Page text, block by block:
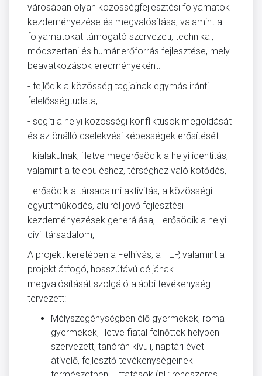
városában olyan közösségfejlesztési folyamatok
kezdeményezése és megvalósítása, valamint a
folyamatokat támogató szervezeti, technikai,
módszertani és humánerőforrás fejlesztése, mely
beavatkozások eredményeként:
- fejlődik a közösség tagjainak egymás iránti
felelősségtudata,
- segíti a helyi közösségi konfliktusok megoldását
és az önálló cselekvési képességek erősítését
- kialakulnak, illetve megerősödik a helyi identitás,
valamint a településhez, térséghez való kötődés,
- erősödik a társadalmi aktivitás, a közösségi
együttműködés, alulról jövő fejlesztési
kezdeményezések generálása, - erősödik a helyi
civil társadalom,
A projekt keretében a Felhívás, a HEP, valamint a
projekt átfogó, hosszútávú céljának
megvalósítását szolgáló alábbi tevékenység
tervezett:
Mélyszegénységben élő gyermekek, roma
gyermekek, illetve fiatal felnőttek helyben
szervezett, tanórán kívüli, naptári évet
átívelő, fejlesztő tevékenységeinek